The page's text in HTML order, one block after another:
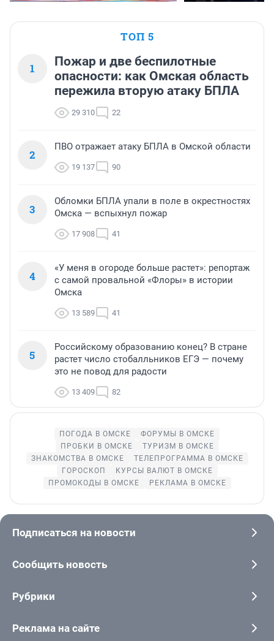
ТОП 5
1
Пожар и две беспилотные
опасности: как Омская область
пережила вторую атаку БПЛА
29 310 22
2
ПВО отражает атаку БПЛА в Омской области
19 137 90
3
Обломки БПЛА упали в поле в окрестностях
Омска — вспыхнул пожар
17 908 41
4
«У меня в огороде больше растет»: репортаж
с самой провальной «Флоры» в истории
Омска
13 589 41
5
Российскому образованию конец? В стране
растет число стобалльников ЕГЭ — почему
это не повод для радости
13 409 82
ПОГОДА В ОМСКЕ
ФОРУМЫ В ОМСКЕ
ПРОБКИ В ОМСКЕ
ТУРИЗМ В ОМСКЕ
ЗНАКОМСТВА В ОМСКЕ
ТЕЛЕПРОГРАММА В ОМСКЕ
ГОРОСКОП
КУРСЫ ВАЛЮТ В ОМСКЕ
ПРОМОКОДЫ В ОМСКЕ
РЕКЛАМА В ОМСКЕ
Подписаться на новости
Сообщить новость
Рубрики
Реклама на сайте